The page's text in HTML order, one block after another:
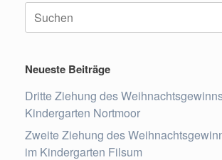
Suchen
nach:
Neueste Beiträge
Dritte Ziehung des
Kindergarten Nortmoor
Zweite Ziehung des
im Kindergarten Filsum